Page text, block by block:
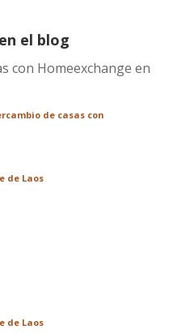
el blog
de casas con
de Laos
de Laos